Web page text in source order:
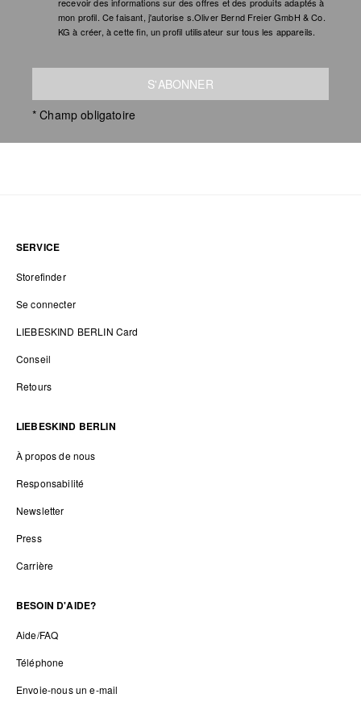
mon profil. Ce faisant, j'autorise s.Oliver Bernd Freier GmbH & Co.
KG à créer, à cette fin, un profil utilisateur sur tous les appareils.
S'ABONNER
* Champ obligatoire
SERVICE
Storefinder
Se connecter
LIEBESKIND BERLIN Card
Conseil
Retours
LIEBESKIND BERLIN
À propos de nous
Responsabilité
Newsletter
Press
Carrière
BESOIN D'AIDE?
Aide/FAQ
Téléphone
Envoie-nous un e-mail